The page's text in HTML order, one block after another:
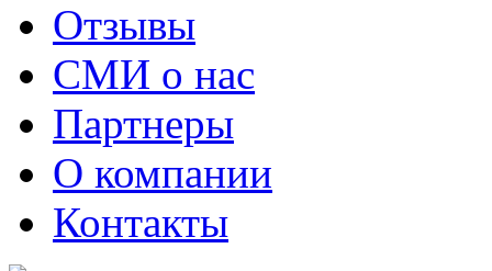
Отзывы
СМИ о нас
Партнеры
О компании
Контакты